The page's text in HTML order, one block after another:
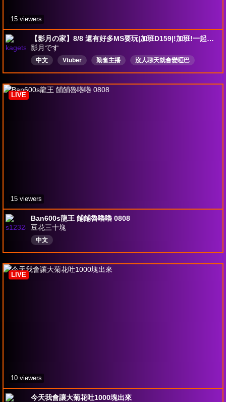
【影月の家】8/8 還有好多MS要玩|加班D159|!加班!一起玩!布丁!點歌|歡降感揪: @shizu39 @pafuya @huli0222 @kinkurt
影月です
中文 Vtuber 勤奮主播 沒人聊天就會變啞巴
15 viewers
Ban600s龍王 餔餔魯嚕嚕 0808
豆花三十塊
中文
LIVE
15 viewers
今天我會讓大菊花吐1000塊出來
LIVE
10 viewers